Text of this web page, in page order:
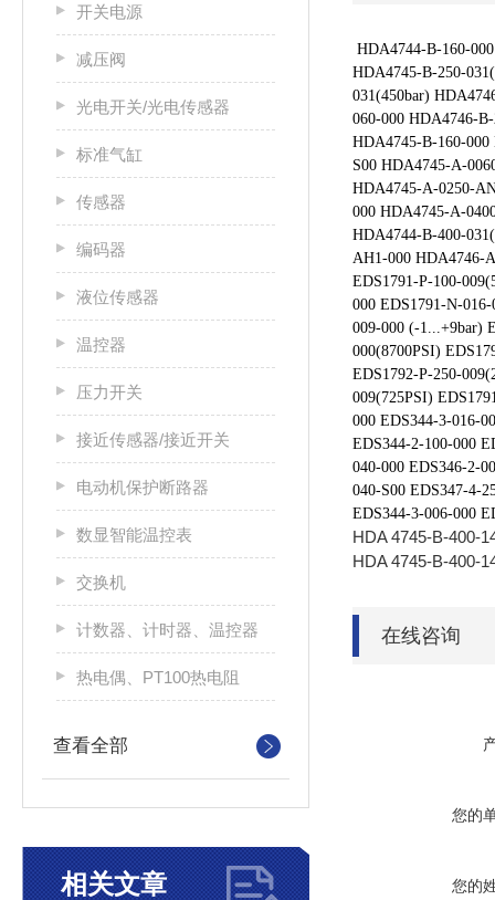
开关电源
减压阀
光电开关/光电传感器
标准气缸
传感器
编码器
液位传感器
温控器
压力开关
接近传感器/接近开关
电动机保护断路器
数显智能温控表
交换机
计数器、计时器、温控器
热电偶、PT100热电阻
查看全部
相关文章
HDA4744-B-160-
HDA4745-B-250-
031(450bar)
060-000 HDA4746-
HDA4745-B-160-
S00 HDA4745-A-
HDA4745-A-0250-
000 HDA4745-A-
HDA4744-B-400-
AH1-000 HDA4746-
EDS1791-P-100-
000 EDS1791-N-
009-000 (-1...+9bar)
000(8700PSI)
EDS1792-P-250-
009(725PSI)
000 EDS344-3-016-
EDS344-2-100-000
040-000 EDS346-2-
040-S00 EDS347-4-
EDS344-3-006-000
HDA 4745-B-400-
HDA 4745-B-400-
在线咨询
您的
您的